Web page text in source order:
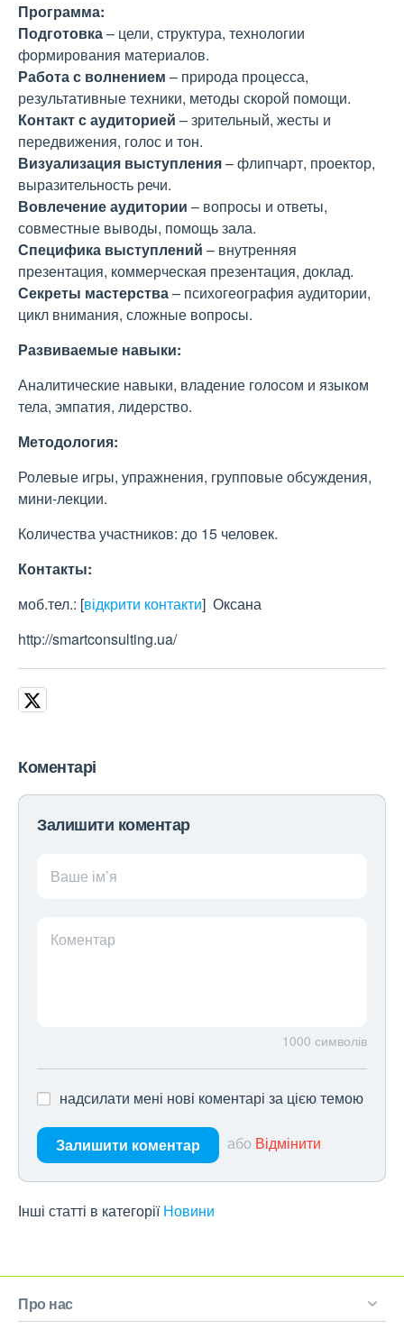
Программа:
Подготовка– цели, структура, технологии
формирования материалов.
Работа с волнением – природа процесса,
результативные техники, методы скорой помощи.
Контакт с аудиторией – зрительный, жесты и
передвижения, голос и тон.
Визуализация выступления– флипчарт, проектор,
выразительность речи.
Вовлечение аудитории – вопросы и ответы,
совместные выводы, помощь зала.
Специфика выступлений – внутренняя
презентация, коммерческая презентация, доклад.
Секреты мастерства– психогеография аудитории,
цикл внимания, сложные вопросы.
Развиваемые навыки:
Аналитические навыки, владение голосом и языком
тела, эмпатия, лидерство.
Методология:
Ролевые игры, упражнения, групповые обсуждения,
мини-лекции.
Количества участников: до 15 человек.
Контакты:
моб.тел.: [відкрити контакти] Оксана
http://smartconsulting.ua/
Коментарі
Залишити коментар
Ваше ім’я
Коментар
1000 символів
надсилати мені нові коментарі за цією темою
Залишити коментар або Відмінити
Інші статті в категорії Новини
Про нас